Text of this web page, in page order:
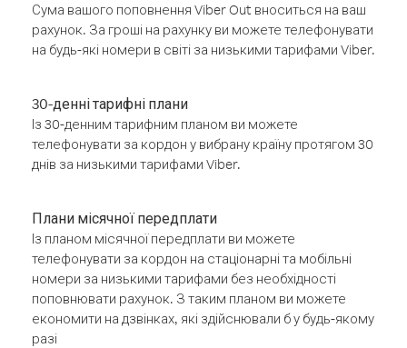
Сума вашого поповнення Viber Out вноситься на ваш
рахунок. За гроші на рахунку ви можете телефонувати
на будь-які номери в світі за низькими тарифами Viber.
30-денні тарифні плани
Із 30-денним тарифним планом ви можете
телефонувати за кордон у вибрану країну протягом 30
днів за низькими тарифами Viber.
Плани місячної передплати
Із планом місячної передплати ви можете
телефонувати за кордон на стаціонарні та мобільні
номери за низькими тарифами без необхідності
поповнювати рахунок. З таким планом ви можете
економити на дзвінках, які здійснювали б у будь-якому
разі